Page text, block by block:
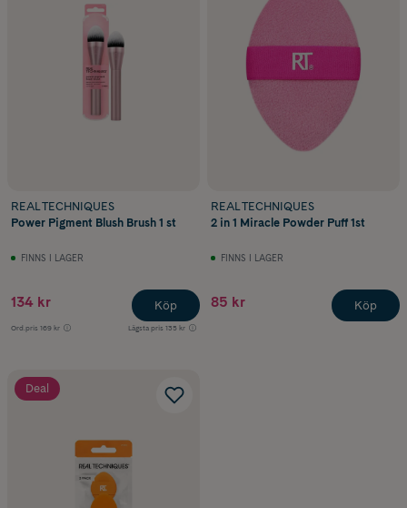
REAL TECHNIQUES
Power Pigment Blush Brush 1 st
FINNS I LAGER
134 kr
Ord.pris 169 kr Lägsta pris 135 kr
Köp
REAL TECHNIQUES
2 in 1 Miracle Powder Puff 1st
FINNS I LAGER
85 kr Köp
Deal